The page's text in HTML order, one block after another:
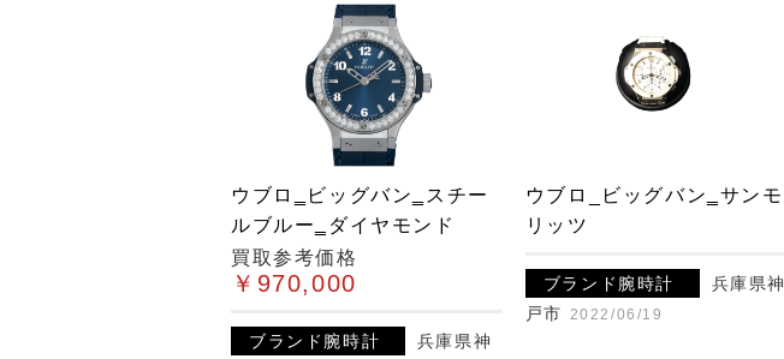
ウブロ‗ビッグバン‗スチー
ルブルー‗ダイヤモンド
買取参考価格
￥970,000
ブランド腕時計
兵庫県神
ウブロ_ビッグバン‗サンモ
リッツ
ブランド腕時計
兵庫県神
戸市
2022/06/19